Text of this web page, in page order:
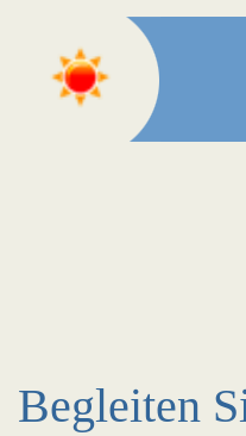
Begleiten